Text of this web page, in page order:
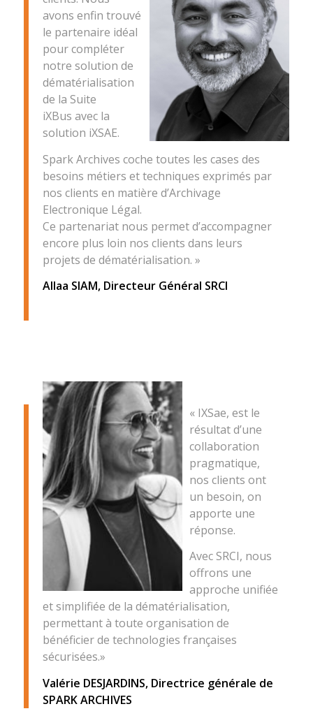
avons enfin trouvé
le partenaire idéal
pour compléter
notre solution de
dématérialisation
de la Suite
iXBus avec la
solution iXSAE.
Spark Archives coche toutes les cases des
besoins métiers et techniques exprimés par
nos clients en matière d’Archivage
Electronique Légal.
Ce partenariat nous permet d’accompagner
encore plus loin nos clients dans leurs
projets de dématérialisation. »
Allaa SIAM, Directeur Général SRCI
« IXSae, est le
résultat d’une
collaboration
pragmatique,
nos clients ont
un besoin, on
apporte une
réponse.
Avec SRCI, nous
offrons une
approche unifiée
et simplifiée de la dématérialisation,
permettant à toute organisation de
bénéficier de technologies françaises
sécurisées.»
Valérie DESJARDINS, Directrice générale de
SPARK ARCHIVES